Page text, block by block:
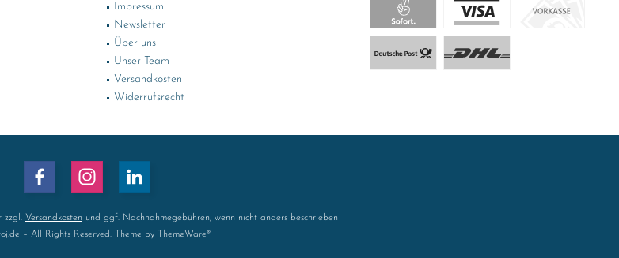
Impressum
Newsletter
Über uns
Unser Team
Versandkosten
Widerrufsrecht
zzgl. Versandkosten und ggf. Nachnahmegebühren, wenn nicht anders beschrieben
– All Rights Reserved. Theme by
ThemeWare®